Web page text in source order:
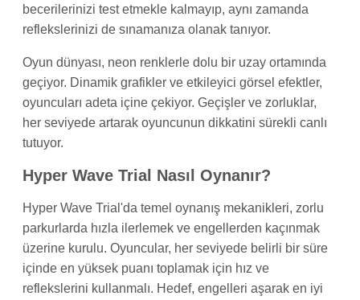
becerilerinizi test etmekle kalmayıp, aynı zamanda
reflekslerinizi de sınamanıza olanak tanıyor.
Oyun dünyası, neon renklerle dolu bir uzay ortamında
geçiyor. Dinamik grafikler ve etkileyici görsel efektler,
oyuncuları adeta içine çekiyor. Geçişler ve zorluklar,
her seviyede artarak oyuncunun dikkatini sürekli canlı
tutuyor.
Hyper Wave Trial Nasıl Oynanır?
Hyper Wave Trial'da temel oynanış mekanikleri, zorlu
parkurlarda hızla ilerlemek ve engellerden kaçınmak
üzerine kurulu. Oyuncular, her seviyede belirli bir süre
içinde en yüksek puanı toplamak için hız ve
reflekslerini kullanmalı. Hedef, engelleri aşarak en iyi